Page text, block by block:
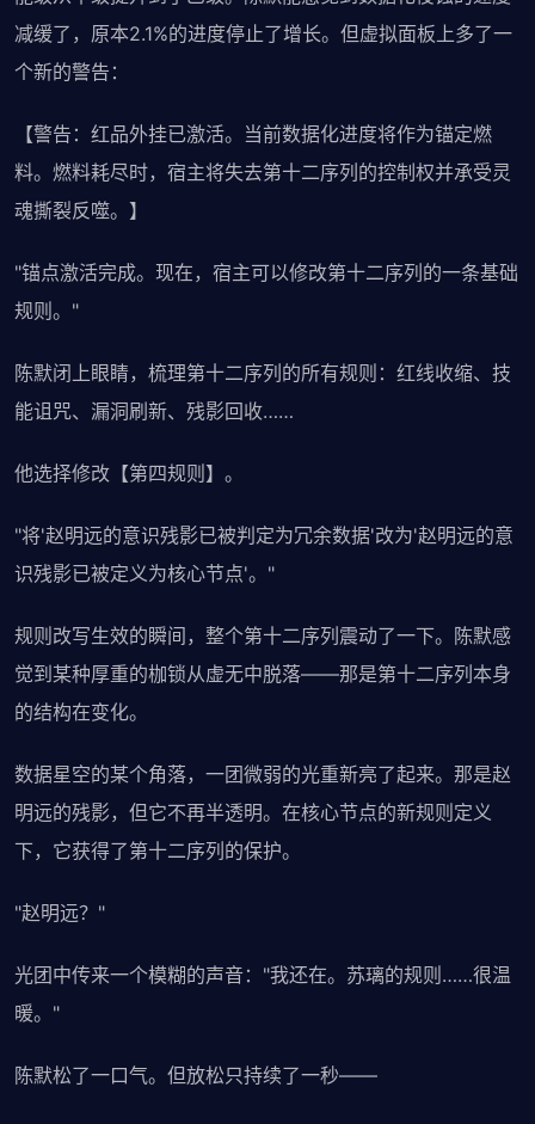
减缓了，原本2.1%的进度停止了增长。但虚拟面板上多了一
个新的警告：
【警告：红品外挂已激活。当前数据化进度将作为锚定燃
料。燃料耗尽时，宿主将失去第十二序列的控制权并承受灵
魂撕裂反噬。】
"锚点激活完成。现在，宿主可以修改第十二序列的一条基础
规则。"
陈默闭上眼睛，梳理第十二序列的所有规则：红线收缩、技
能诅咒、漏洞刷新、残影回收……
他选择修改【第四规则】。
"将'赵明远的意识残影已被判定为冗余数据'改为'赵明远的意
识残影已被定义为核心节点'。"
规则改写生效的瞬间，整个第十二序列震动了一下。陈默感
觉到某种厚重的枷锁从虚无中脱落——那是第十二序列本身
的结构在变化。
数据星空的某个角落，一团微弱的光重新亮了起来。那是赵
明远的残影，但它不再半透明。在核心节点的新规则定义
下，它获得了第十二序列的保护。
"赵明远？"
光团中传来一个模糊的声音："我还在。苏璃的规则……很温
暖。"
陈默松了一口气。但放松只持续了一秒——